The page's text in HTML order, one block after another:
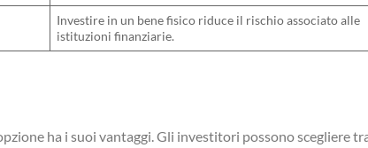
Investire in un bene fisico riduce il rischio associato alle
istituzioni finanziarie.
ha i suoi vantaggi. Gli investitori possono scegliere